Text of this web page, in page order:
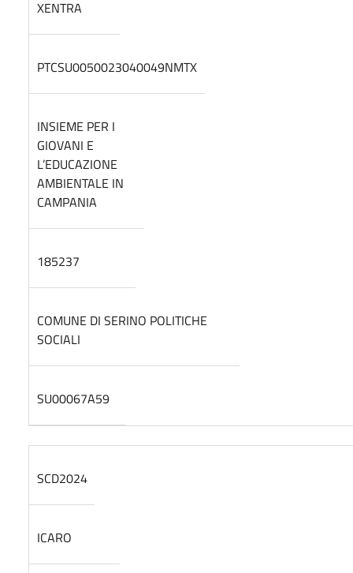
XENTRA
PTCSU0050023040049NMTX
INSIEME PER I
GIOVANI E
L’EDUCAZIONE
AMBIENTALE IN
CAMPANIA
185237
COMUNE DI SERINO POLITICHE
SOCIALI
SU00067A59
SCD2024
ICARO